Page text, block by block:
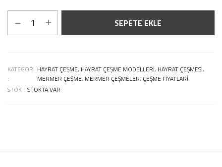
SEPETE EKLE
KATEGORI
:
HAYRAT ÇEŞME, HAYRAT ÇEŞME MODELLERI, HAYRAT ÇEŞMESI,
MERMER ÇEŞME, MERMER ÇEŞMELER, ÇEŞME FIYATLARI
STOK : STOKTA VAR